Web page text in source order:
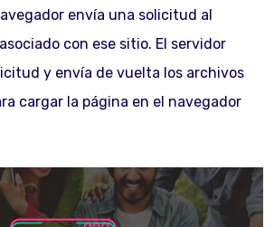
envía una solicitud al
con ese sitio. El servidor
y envía de vuelta los archivos
cargar la página en el navegador